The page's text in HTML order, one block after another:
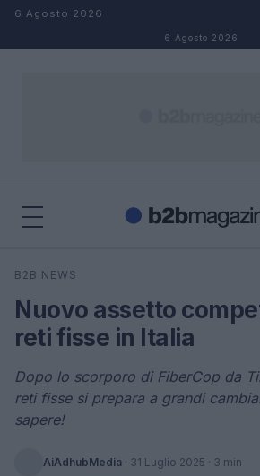
Salta al contenuto
6 Agosto 2026
6 Agosto 2026
Cerca
B2B NEWS
Nuovo assetto
reti fisse in Italia
Dopo lo scorporo di FiberCop da
reti fisse si prepara a grandi
sapere!
AiAdhubMedia · 31 Luglio 2025 · 3 min